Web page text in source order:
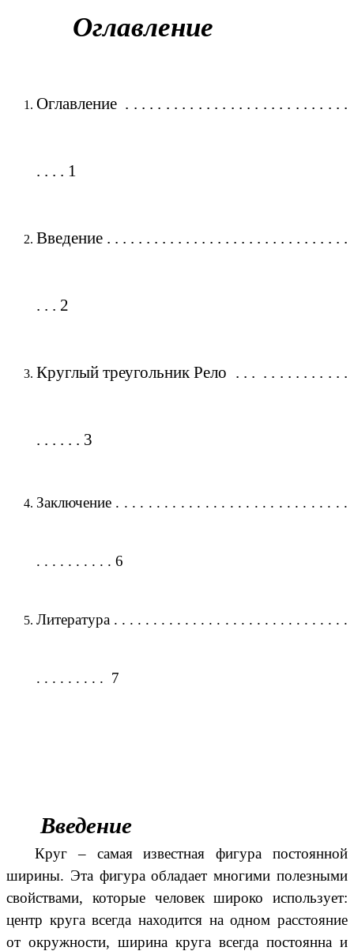
Оглавление
Оглавление . . . . . . . . . . . . . . . . . . . . . . . . . . . .
. . . . 1
Введение . . . . . . . . . . . . . . . . . . . . . . . . . . . . . . .
. . . 2
Круглый треугольник Рело . . . . . . . . . . . . . .
. . . . . . 3
Заключение . . . . . . . . . . . . . . . . . . . . . . . . . . . . .
. . . . . . . . . . 6
Литература . . . . . . . . . . . . . . . . . . . . . . . . . . . . . .
. . . . . . . . . 7
Введение
Круг – самая известная фигура постоянной
ширины. Эта фигура обладает многими полезными
свойствами, которые человек широко использует:
центр круга всегда находится на одном расстояние
от окружности, ширина круга всегда постоянна и